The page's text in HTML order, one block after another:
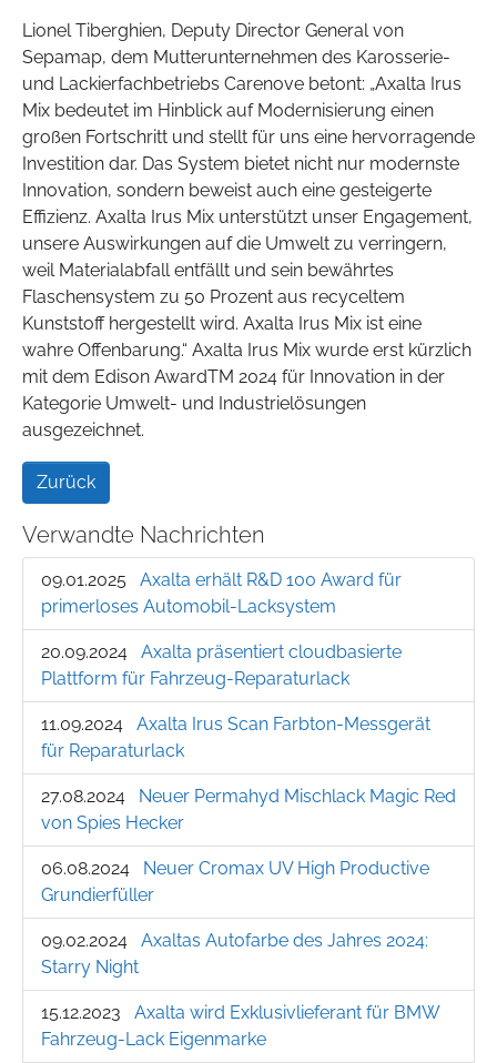
Lionel Tiberghien, Deputy Director General von
Sepamap, dem Mutterunternehmen des Karosserie-
und Lackierfachbetriebs Carenove betont: „Axalta Irus
Mix bedeutet im Hinblick auf Modernisierung einen
großen Fortschritt und stellt für uns eine hervorragende
Investition dar. Das System bietet nicht nur modernste
Innovation, sondern beweist auch eine gesteigerte
Effizienz. Axalta Irus Mix unterstützt unser Engagement,
unsere Auswirkungen auf die Umwelt zu verringern,
weil Materialabfall entfällt und sein bewährtes
Flaschensystem zu 50 Prozent aus recyceltem
Kunststoff hergestellt wird. Axalta Irus Mix ist eine
wahre Offenbarung.“ Axalta Irus Mix wurde erst kürzlich
mit dem Edison AwardTM 2024 für Innovation in der
Kategorie Umwelt- und Industrielösungen
ausgezeichnet.
Zurück
Verwandte Nachrichten
09.01.2025
Axalta erhält R&D 100 Award für
primerloses Automobil-Lacksystem
20.09.2024
Axalta präsentiert cloudbasierte
Plattform für Fahrzeug-Reparaturlack
11.09.2024
Axalta Irus Scan Farbton-Messgerät
für Reparaturlack
27.08.2024
Neuer Permahyd Mischlack Magic Red
von Spies Hecker
06.08.2024
Neuer Cromax UV High Productive
Grundierfüller
09.02.2024
Axaltas Autofarbe des Jahres 2024:
Starry Night
15.12.2023
Axalta wird Exklusivlieferant für BMW
Fahrzeug-Lack Eigenmarke